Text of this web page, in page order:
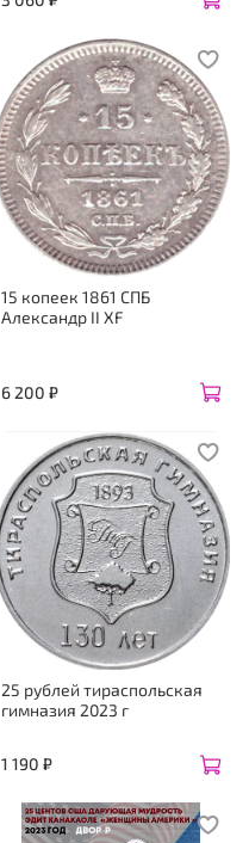
15 копеек 1861 СПБ
Александр II XF
6 200 ₽
25 рублей тираспольская
гимназия 2023 г
1 190 ₽